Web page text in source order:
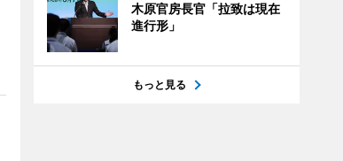
木原官房長官「拉致は現在
進行形」
もっと見る